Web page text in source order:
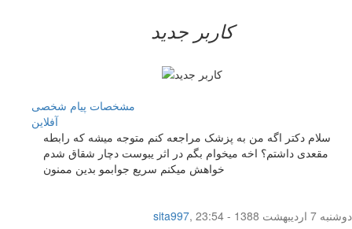
کاربر جدید
مشخصات پیام شخصی
آفلاين
سلام دکتر اگه من به پزشک مراجعه کنم متوجه میشه که رابطه
مقعدی داشتم؟ اخه میخوام بگم در اثر یبوست دچار شقاق شدم
خواهش میکنم سریع جوابمو بدین ممنون
sita997,
دوشنبه 7 اردیبهشت 1388 - 23:54